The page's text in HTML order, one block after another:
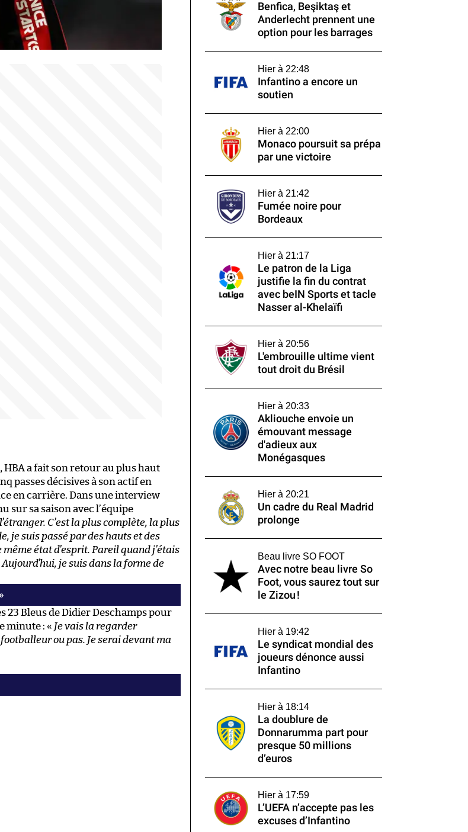
HBA a fait son retour au plus haut
passes décisives à son actif en
en carrière. Dans une interview
sur sa saison avec l’équipe
C’est la plus complète, la plus
je suis passé par des hauts et des
état d’esprit. Pareil quand j’étais
je suis dans la forme de
23 Bleus de Didier Deschamps pour
minute : « Je vais la regarder
ou pas. Je serai devant ma
Benfica, Beşiktaş et
Anderlecht prennent une
option pour les barrages
Hier à 22:48
Infantino a encore un
soutien
Hier à 22:00
Monaco poursuit sa prépa
par une victoire
Hier à 21:42
Fumée noire pour
Bordeaux
Hier à 21:17
Le patron de la Liga
justifie la fin du contrat
avec beIN Sports et tacle
Nasser al-Khelaïfi
Hier à 20:56
L'embrouille ultime vient
tout droit du Brésil
Hier à 20:33
Akliouche envoie un
émouvant message
d'adieux aux
Monégasques
Hier à 20:21
Un cadre du Real Madrid
prolonge
Beau livre SO FOOT
Avec notre beau livre So
Foot, vous saurez tout sur
le Zizou !
Hier à 19:42
Le syndicat mondial des
joueurs dénonce aussi
Infantino
Hier à 18:14
La doublure de
Donnarumma part pour
presque 50 millions
d’euros
Hier à 17:59
L’UEFA n’accepte pas les
excuses d’Infantino